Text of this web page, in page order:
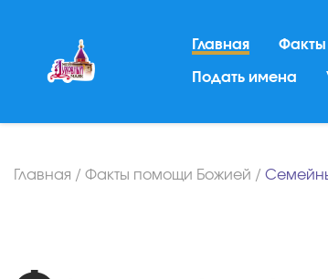
Главная
Подать имена
Главная / Факты помощи Божией /